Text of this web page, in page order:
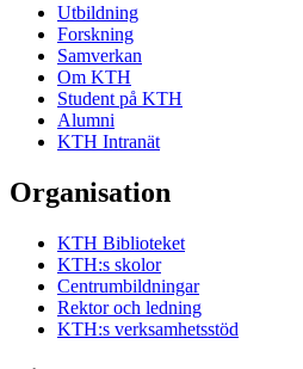
Utbildning
Forskning
Samverkan
Om KTH
Student på KTH
Alumni
KTH Intranät
Organisation
KTH Biblioteket
KTH:s skolor
Centrumbildningar
Rektor och ledning
KTH:s verksamhetsstöd